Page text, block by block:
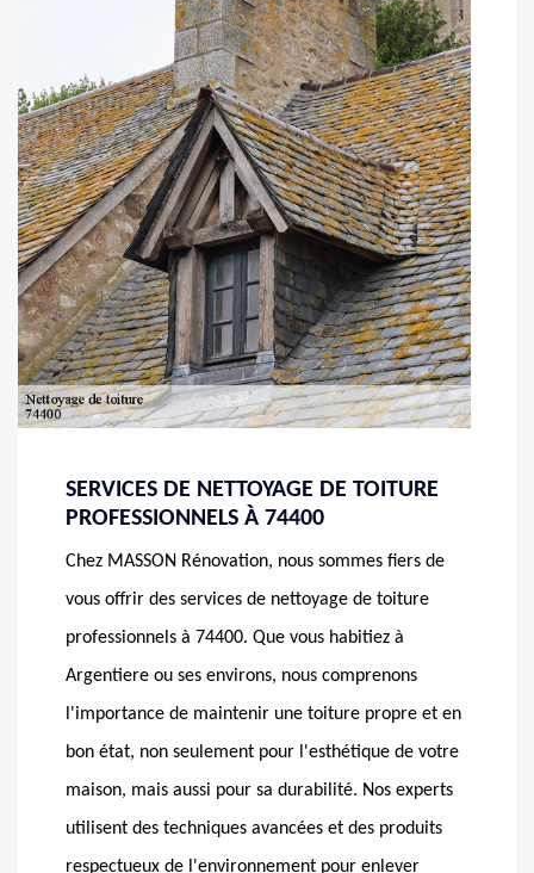
SERVICES DE NETTOYAGE DE TOITURE
PROFESSIONNELS À 74400
Chez MASSON Rénovation, nous sommes fiers de
vous offrir des services de nettoyage de toiture
professionnels à 74400. Que vous habitiez à
Argentiere ou ses environs, nous comprenons
l'importance de maintenir une toiture propre et en
bon état, non seulement pour l'esthétique de votre
maison, mais aussi pour sa durabilité. Nos experts
utilisent des techniques avancées et des produits
respectueux de l'environnement pour enlever